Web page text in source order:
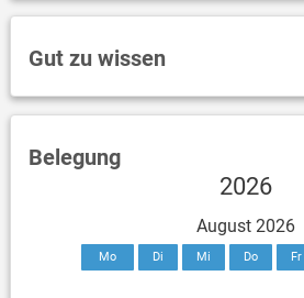
Gut zu wissen
Belegung
2026
August 2026
Mo Di Mi Do Fr